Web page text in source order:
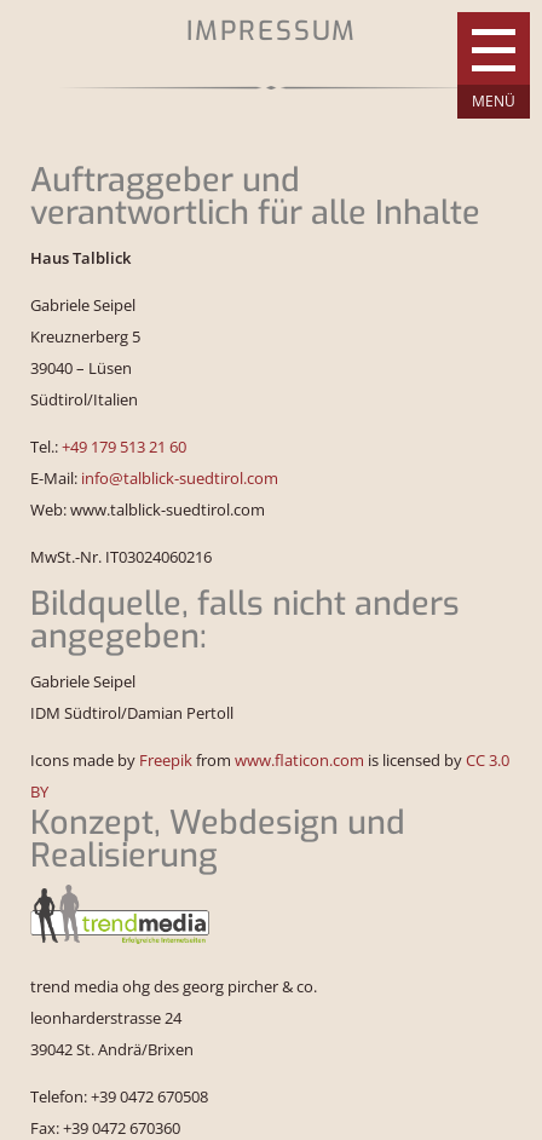
IMPRESSUM
Auftraggeber und
verantwortlich für alle Inhalte
Haus Talblick
Gabriele Seipel
Kreuznerberg 5
39040 – Lüsen
Südtirol/Italien
Tel.:+49 179 513 21 60
E-Mail: info@talblick-suedtirol.com
Web: www.talblick-suedtirol.com
MwSt.-Nr. IT03024060216
Bildquelle, falls nicht anders
angegeben:
Gabriele Seipel
IDM Südtirol/Damian Pertoll
Icons made by Freepikfrom www.flaticon.com is licensed byCC 3.0
BY
Konzept, Webdesign und
Realisierung
trend media ohg des georg pircher & co.
leonharderstrasse 24
39042 St. Andrä/Brixen
Telefon: +39 0472 670508
Fax: +39 0472 670360